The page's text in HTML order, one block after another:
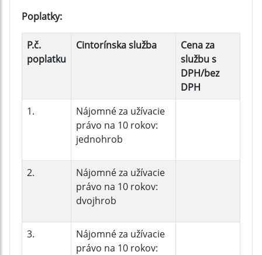
Poplatky:
P.č.
poplatku
Cintorínska služba
Cena za
službu s
DPH/bez
DPH
1.
Nájomné za užívacie
právo na 10 rokov:
jednohrob
2.
Nájomné za užívacie
právo na 10 rokov:
dvojhrob
3.
Nájomné za užívacie
právo na 10 rokov: